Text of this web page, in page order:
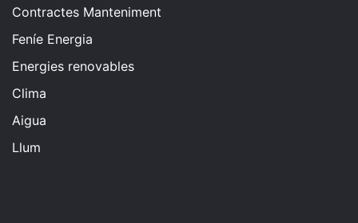
Contractes Manteniment
Feníe Energia
Energies renovables
Clima
Aigua
Llum